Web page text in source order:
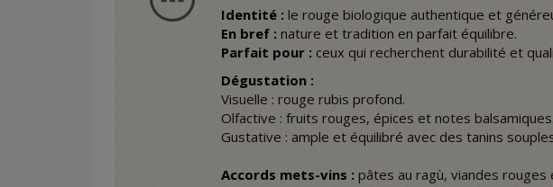
Identité : le rouge biologique authentique et
En bref : nature et tradition en parfait équilibre.
Parfait pour :ceux qui recherchent durabilité et
Dégustation :
Visuelle : rouge rubis profond.
Olfactive : fruits rouges, épices et notes balsamiques.
Gustative : ample et équilibré avec des tanins
Accords mets-vins : pâtes au ragù, viandes